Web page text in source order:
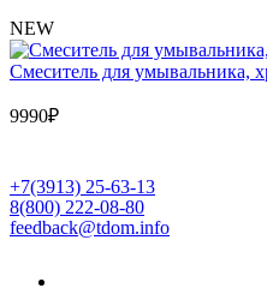
NEW
Cмеситель для умывальника,
9990₽
+7(3913) 25-63-13
8(800) 222-08-80
feedback@tdom.info